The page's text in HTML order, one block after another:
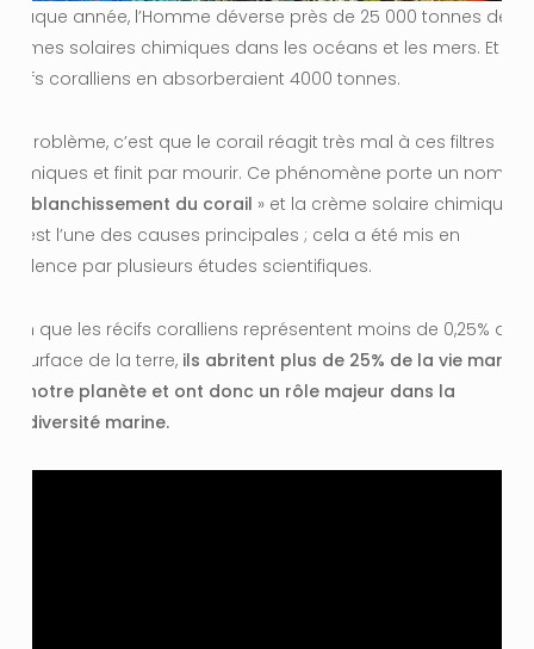
année, l’Homme déverse près de 25 000 tonnes de
solaires chimiques dans les océans et les mers. Et les
coralliens en absorberaient 4000 tonnes.
problème, c’est que le corail réagit très mal à ces filtres
et finit par mourir. Ce phénomène porte un nom,
le blanchissement du corail » et la crème solaire chimique
est l’une des causes principales ; cela a été mis en
par plusieurs études scientifiques.
que les récifs coralliens représentent moins de 0,25% de
surface de la terre,ils abritent plus de 25% de la vie marine
notre planète et ont donc un rôle majeur dans la
marine.